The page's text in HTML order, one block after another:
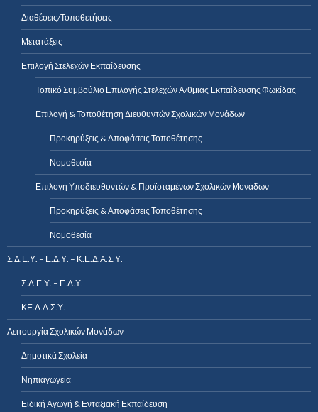
Διαθέσεις/Τοποθετήσεις
Μετατάξεις
Επιλογή Στελεχών Εκπαίδευσης
Τοπικό Συμβούλιο Επιλογής Στελεχών Α/θμιας Εκπαίδευσης Φωκίδας
Επιλογή & Τοποθέτηση Διευθυντών Σχολικών Μονάδων
Προκηρύξεις & Αποφάσεις Τοποθέτησης
Νομοθεσία
Επιλογή Υποδιευθυντών & Προϊσταμένων Σχολικών Μονάδων
Προκηρύξεις & Αποφάσεις Τοποθέτησης
Νομοθεσία
Σ.Δ.Ε.Υ. – Ε.Δ.Υ. – Κ.Ε.Δ.Α.Σ.Υ.
Σ.Δ.Ε.Υ. – Ε.Δ.Υ.
ΚΕ.Δ.Α.Σ.Υ.
Λειτουργία Σχολικών Μονάδων
Δημοτικά Σχολεία
Νηπιαγωγεία
Ειδική Αγωγή & Ενταξιακή Εκπαίδευση